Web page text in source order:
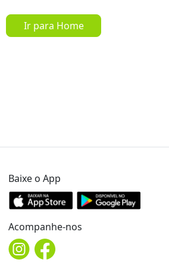
Ir para Home
Baixe o App
Acompanhe-nos